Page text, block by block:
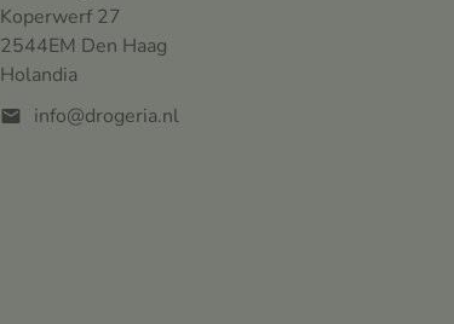
Koperwerf 27
2544EM Den Haag
Holandia
mail info@drogeria.nl